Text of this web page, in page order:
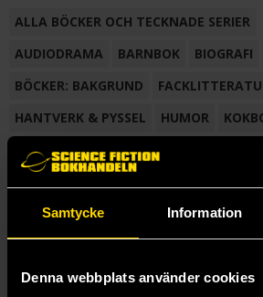
Samtycke Information
Denna webbplats använder cookies
ALLA BÖCKER OCH TECKNADE SERIER
AUDIODRAMA
BARNBOK
BIOGRAFI
BÖCKER: BAKGRUND
HANTVERK & PYSSEL
HUMOR
KORTROMAN
LÄROBOK
SAMLINGSVOLYM
TECKNA & MÅLA